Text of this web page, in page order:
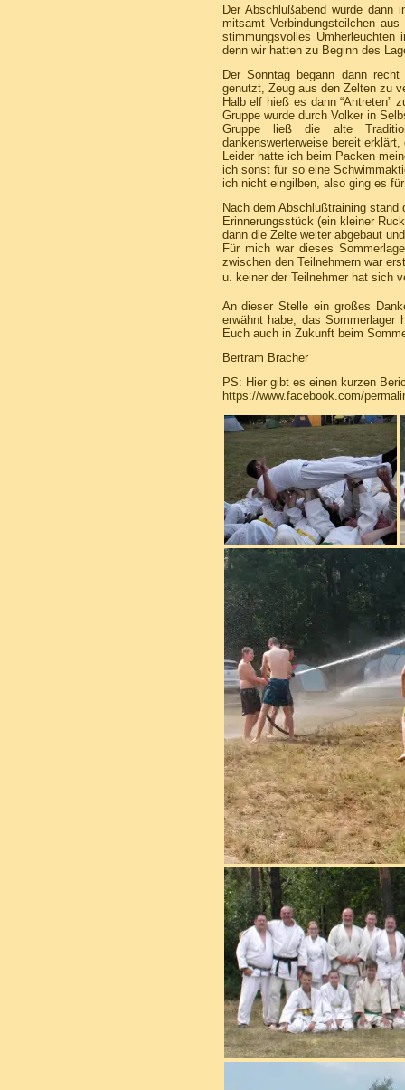
Der Abschlußabend wurde
mitsamt Verbindungsteilchen
stimmungsvolles
denn wir hatten zu Beginn des
Der Sonntag begann dann
genutzt, Zeug aus den Zelten zu
Halb elf hieß es dann “Antreten”
Gruppe wurde durch Volker in
Gruppe ließ die alte
dankenswerterweise bereit
Leider hatte ich beim Packen
ich sonst für so eine
ich nicht eingilben, also ging es
Nach dem Abschlußtraining stand
Erinnerungsstück (ein kleiner
dann die Zelte weiter abgebaut
Für mich war dieses
zwischen den Teilnehmern war
u. keiner der Teilnehmer hat sich
An dieser Stelle ein großes
erwähnt habe, das
Euch auch in Zukunft beim
Bertram Bracher
PS: Hier gibt es einen kurzen
https://www.facebook.com/